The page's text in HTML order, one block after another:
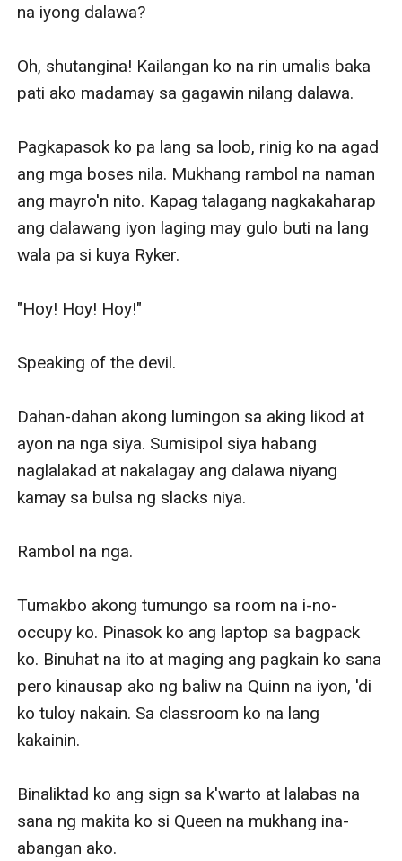
na iyong dalawa?
Oh, shutangina! Kailangan ko na rin umalis baka
pati ako madamay sa gagawin nilang dalawa.
Pagkapasok ko pa lang sa loob, rinig ko na agad
ang mga boses nila. Mukhang rambol na naman
ang mayro'n nito. Kapag talagang nagkakaharap
ang dalawang iyon laging may gulo buti na lang
wala pa si kuya Ryker.
"Hoy! Hoy! Hoy!"
Speaking of the devil.
Dahan-dahan akong lumingon sa aking likod at
ayon na nga siya. Sumisipol siya habang
naglalakad at nakalagay ang dalawa niyang
kamay sa bulsa ng slacks niya.
Rambol na nga.
Tumakbo akong tumungo sa room na i-no-
occupy ko. Pinasok ko ang laptop sa bagpack
ko. Binuhat na ito at maging ang pagkain ko sana
pero kinausap ako ng baliw na Quinn na iyon, 'di
ko tuloy nakain. Sa classroom ko na lang
kakainin.
Binaliktad ko ang sign sa k'warto at lalabas na
sana ng makita ko si Queen na mukhang ina-
abangan ako.